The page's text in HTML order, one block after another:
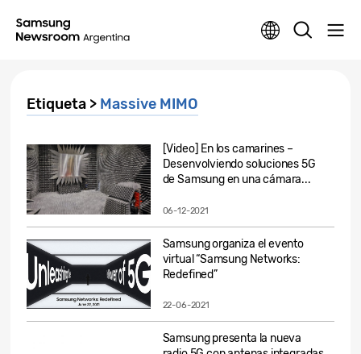
Etiqueta > Massive MIMO
[Video] En los camarines –
Desenvolviendo soluciones 5G
de Samsung en una cámara...
06-12-2021
Samsung organiza el evento
virtual “Samsung Networks:
Redefined”
22-06-2021
Samsung presenta la nueva